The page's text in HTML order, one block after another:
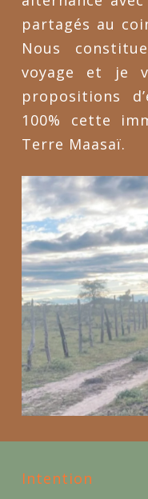
partagés au
Nous
voyage et je
propositions
100% cette
Terre Maasaï.
Intention